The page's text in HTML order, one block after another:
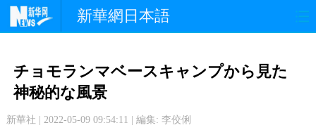
新華網日本語
文 化
中日交流 国 際
チョモランマベースキャンプから見た
神秘的な風景
新華社 | 2022-05-09 09:54:11 | 編集: 李佼俐